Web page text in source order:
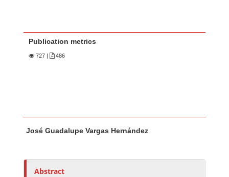
Publication metrics
727 486
u
h
José Guadalupe Vargas Hernández
Abstract